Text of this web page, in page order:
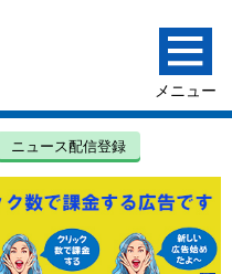
ニュース配信登録